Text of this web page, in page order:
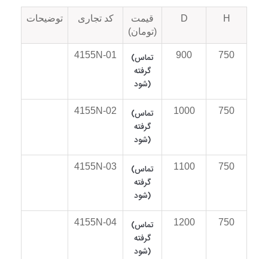
H
D
قیمت
(تومان)
کد تجاری توضیحات
750
900
(تماس
گرفته
شود)
4155N-01
750
1000
(تماس
گرفته
شود)
4155N-02
750
1100
(تماس
گرفته
شود)
4155N-03
750
1200
(تماس
گرفته
شود)
4155N-04